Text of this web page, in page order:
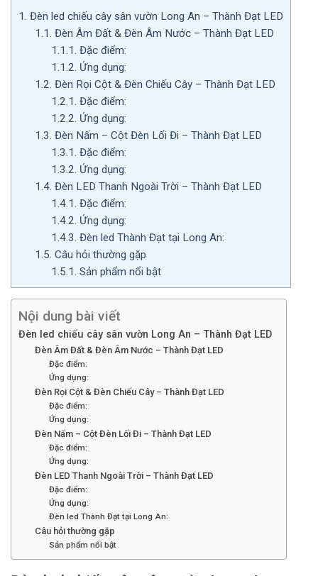
1. Đèn led chiếu cây sân vườn Long An – Thành Đạt LED
1.1. Đèn Âm Đất & Đèn Âm Nước – Thành Đạt LED
1.1.1. Đặc điểm:
1.1.2. Ứng dụng:
1.2. Đèn Rọi Cột & Đèn Chiếu Cây – Thành Đạt LED
1.2.1. Đặc điểm:
1.2.2. Ứng dụng:
1.3. Đèn Nấm – Cột Đèn Lối Đi – Thành Đạt LED
1.3.1. Đặc điểm:
1.3.2. Ứng dụng:
1.4. Đèn LED Thanh Ngoài Trời – Thành Đạt LED
1.4.1. Đặc điểm:
1.4.2. Ứng dụng:
1.4.3. Đèn led Thành Đạt tại Long An:
1.5. Câu hỏi thường gặp
1.5.1. Sản phẩm nổi bật
Nội dung bài viết
Đèn led chiếu cây sân vườn Long An – Thành Đạt LED
Đèn Âm Đất & Đèn Âm Nước – Thành Đạt LED
Đặc điểm:
Ứng dụng:
Đèn Rọi Cột & Đèn Chiếu Cây – Thành Đạt LED
Đặc điểm:
Ứng dụng:
Đèn Nấm – Cột Đèn Lối Đi – Thành Đạt LED
Đặc điểm:
Ứng dụng:
Đèn LED Thanh Ngoài Trời – Thành Đạt LED
Đặc điểm:
Ứng dụng:
Đèn led Thành Đạt tại Long An:
Câu hỏi thường gặp
Sản phẩm nổi bật